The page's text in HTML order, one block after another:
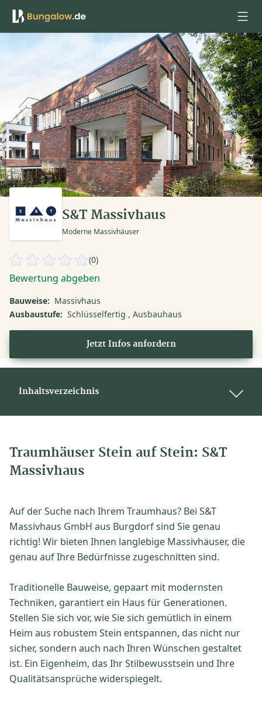
Anmelden
S&T Massivhaus
Moderne Massivhäuser
(0)
Bewertung abgeben
Bauweise: Massivhaus
Ausbaustufe: Schlüsselfertig Ausbauhaus
Jetzt Infos anfordern
Inhaltsverzeichnis
Traumhäuser Stein auf Stein: S&T
Massivhaus
Auf der Suche nach Ihrem Traumhaus? Bei S&T
Massivhaus GmbH aus Burgdorf sind Sie genau
richtig! Wir bieten Ihnen langlebige Massivhäuser, die
genau auf Ihre Bedürfnisse zugeschnitten sind.
Traditionelle Bauweise, gepaart mit modernsten
Techniken, garantiert ein Haus für Generationen.
Stellen Sie sich vor, wie Sie sich gemütlich in einem
Heim aus robustem Stein entspannen, das nicht nur
sicher, sondern auch nach Ihren Wünschen gestaltet
ist. Ein Eigenheim, das Ihr Stilbewusstsein und Ihre
Qualitätsansprüche widerspiegelt.